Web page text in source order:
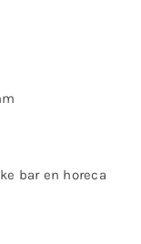
bar en horeca